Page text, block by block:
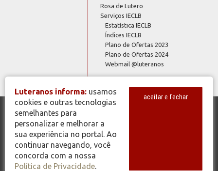
Rosa de Lutero
Serviços IECLB
Estatística IECLB
Índices IECLB
Plano de Ofertas 2023
Plano de Ofertas 2024
Webmail @luteranos
© Copyright 2026 - Todos os Direitos Reservados - IECLB - Igreja
Evangélica de Confissão Luterana no Brasil - Portal Luteranos -
www.luteranos.com.br
Luteranos informa: usamos
cookies e outras tecnologias
semelhantes para
personalizar e melhorar a
sua experiência no portal. Ao
continuar navegando, você
concorda com a nossa
Política de Privacidade.
aceitar e fechar